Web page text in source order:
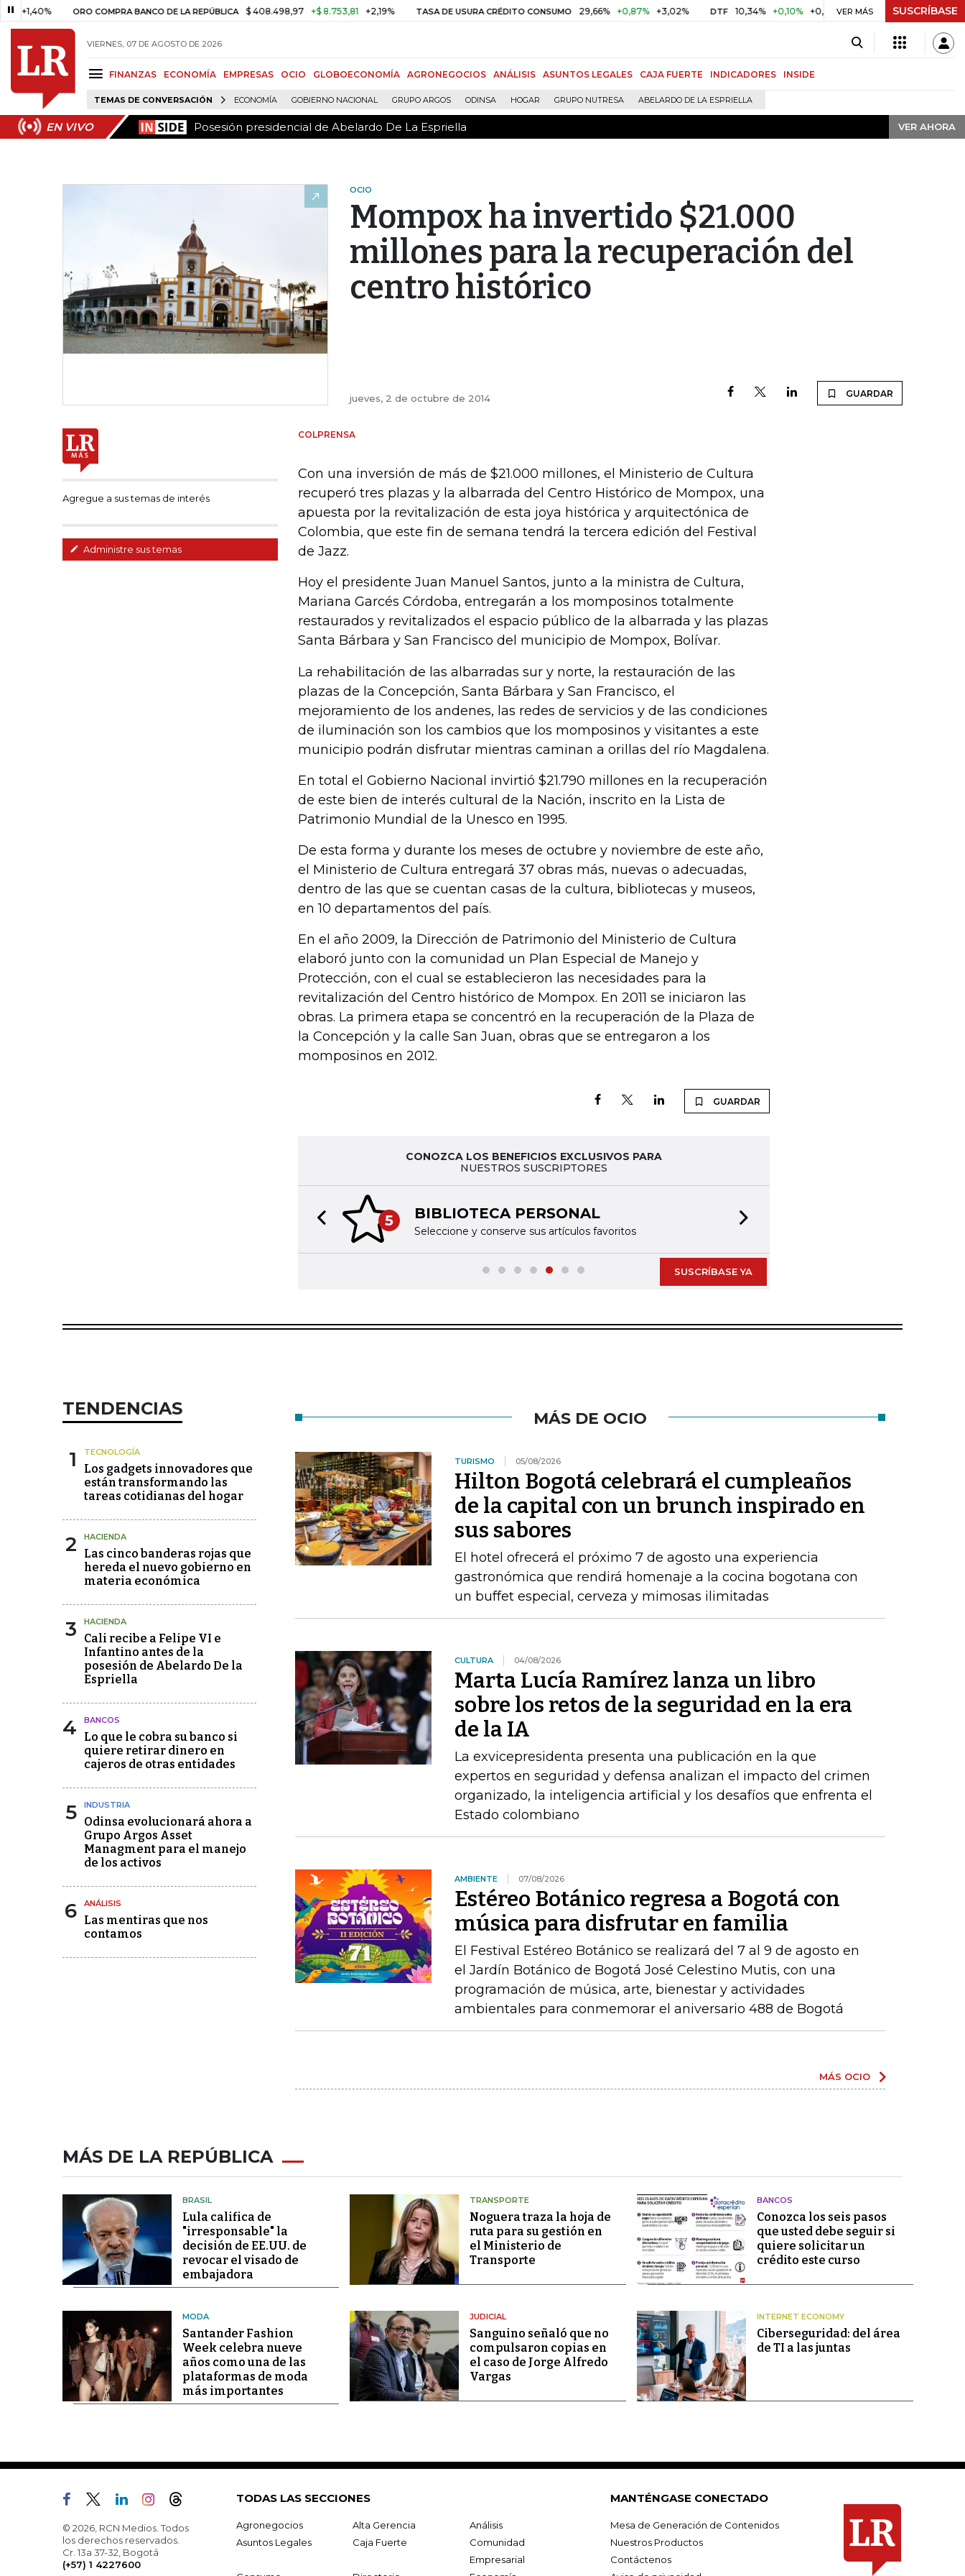
ORO COMPRA BANCO DE LA REPÚBLICA $ 408.498,97 +$ 8.753,81 +2,19% TASA DE USURA CRÉDITO CONSUMO 29,66% +0,87% +3,02% DTF 10,34% +0,10% +0,98% UVR $ 416,91 +$ 0,05 +0,01%
VER MÁS SUSCRÍBASE
VIERNES, 07 DE AGOSTO DE 2026
FINANZAS ECONOMÍA EMPRESAS OCIO GLOBOECONOMÍA AGRONEGOCIOS ANÁLISIS ASUNTOS LEGALES CAJA FUERTE INDICADORES INSIDE
TEMAS DE CONVERSACIÓN ECONOMÍA GOBIERNO NACIONAL GRUPO ARGOS ODINSA HOGAR GRUPO NUTRESA ABELARDO DE LA ESPRIELLA
EN VIVO Posesión presidencial de Abelardo De La Espriella VER AHORA
EN VIVO Posesión presidencial de Abelardo De La Espriella VER AHORA
OCIO
Mompox ha invertido $21.000
millones para la recuperación del
centro histórico
jueves, 2 de octubre de 2014 GUARDAR
Agregue a sus temas de interés
Administre sus temas
COLPRENSA
Con una inversión de más de $21.000 millones, el Ministerio de Cultura
recuperó tres plazas y la albarrada del Centro Histórico de Mompox, una
apuesta por la revitalización de esta joya histórica y arquitectónica de
Colombia, que este fin de semana tendrá la tercera edición del Festival
de Jazz.
Hoy el presidente Juan Manuel Santos, junto a la ministra de Cultura,
Mariana Garcés Córdoba, entregarán a los momposinos totalmente
restaurados y revitalizados el espacio público de la albarrada y las plazas
Santa Bárbara y San Francisco del municipio de Mompox, Bolívar.
La rehabilitación de las albarradas sur y norte, la restauración de las
plazas de la Concepción, Santa Bárbara y San Francisco, el
mejoramiento de los andenes, las redes de servicios y de las condiciones
de iluminación son los cambios que los momposinos y visitantes a este
municipio podrán disfrutar mientras caminan a orillas del río Magdalena.
En total el Gobierno Nacional invirtió $21.790 millones en la recuperación
de este bien de interés cultural de la Nación, inscrito en la Lista de
Patrimonio Mundial de la Unesco en 1995.
De esta forma y durante los meses de octubre y noviembre de este año,
el Ministerio de Cultura entregará 37 obras más, nuevas o adecuadas,
dentro de las que se cuentan casas de la cultura, bibliotecas y museos,
en 10 departamentos del país.
En el año 2009, la Dirección de Patrimonio del Ministerio de Cultura
elaboró junto con la comunidad un Plan Especial de Manejo y
Protección, con el cual se establecieron las necesidades para la
revitalización del Centro histórico de Mompox. En 2011 se iniciaron las
obras. La primera etapa se concentró en la recuperación de la Plaza de
la Concepción y la calle San Juan, obras que se entregaron a los
momposinos en 2012.
GUARDAR
CONOZCA LOS BENEFICIOS EXCLUSIVOS PARA
NUESTROS SUSCRIPTORES
5 BIBLIOTECA PERSONAL
Seleccione y conserve sus artículos favoritos
Previous slide
SUSCRÍBASE YA
TENDENCIAS
1 TECNOLOGÍA
Los gadgets innovadores que
están transformando las
tareas cotidianas del hogar
2 HACIENDA
Las cinco banderas rojas que
hereda el nuevo gobierno en
materia económica
3 HACIENDA
Cali recibe a Felipe VI e
Infantino antes de la
posesión de Abelardo De la
Espriella
4 BANCOS
Lo que le cobra su banco si
quiere retirar dinero en
cajeros de otras entidades
5 INDUSTRIA
Odinsa evolucionará ahora a
Grupo Argos Asset
Managment para el manejo
de los activos
6 ANÁLISIS
Las mentiras que nos
contamos
MÁS DE OCIO
TURISMO 05/08/2026
Hilton Bogotá celebrará el cumpleaños
de la capital con un brunch inspirado en
sus sabores
El hotel ofrecerá el próximo 7 de agosto una experiencia
gastronómica que rendirá homenaje a la cocina bogotana con
un buffet especial, cerveza y mimosas ilimitadas
CULTURA 04/08/2026
Marta Lucía Ramírez lanza un libro
sobre los retos de la seguridad en la era
de la IA
La exvicepresidenta presenta una publicación en la que
expertos en seguridad y defensa analizan el impacto del crimen
organizado, la inteligencia artificial y los desafíos que enfrenta el
Estado colombiano
AMBIENTE 07/08/2026
Estéreo Botánico regresa a Bogotá con
música para disfrutar en familia
El Festival Estéreo Botánico se realizará del 7 al 9 de agosto en
el Jardín Botánico de Bogotá José Celestino Mutis, con una
programación de música, arte, bienestar y actividades
ambientales para conmemorar el aniversario 488 de Bogotá
MÁS OCIO
MÁS DE LA REPÚBLICA
BRASIL
Lula califica de
"irresponsable" la
decisión de EE.UU. de
revocar el visado de
embajadora
TRANSPORTE
Noguera traza la hoja de
ruta para su gestión en
el Ministerio de
Transporte
BANCOS
Conozca los seis pasos
que usted debe seguir si
quiere solicitar un
crédito este curso
MODA
Santander Fashion
Week celebra nueve
años como una de las
plataformas de moda
más importantes
JUDICIAL
Sanguino señaló que no
compulsaron copias en
el caso de Jorge Alfredo
Vargas
INTERNET ECONOMY
Ciberseguridad: del área
de TI a las juntas
© 2026, RCN Medios. Todos
los derechos reservados.
Cr. 13a 37-32, Bogotá
(+57) 1 4227600
TODAS LAS SECCIONES
Agronegocios Alta Gerencia
Análisis
Asuntos Legales
Caja Fuerte
Comunidad
Empresarial
MANTÉNGASE CONECTADO
Mesa de Generación de Contenidos
Nuestros Productos
Contáctenos